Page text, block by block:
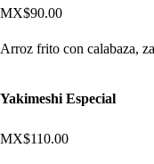
MX$90.00
Arroz frito con calabaza,
Yakimeshi Especial
MX$110.00